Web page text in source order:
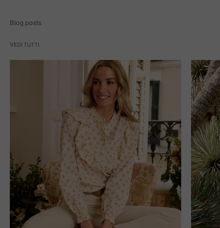
Blog posts
VEDI TUTTI